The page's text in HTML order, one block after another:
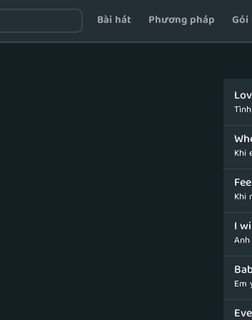
Bài hát Phương pháp
Khi
Khi
I
Em